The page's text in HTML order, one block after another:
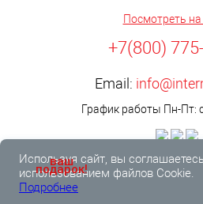
Посмотреть на
+7(800)
Email:
График работы Пн-Пт:
Используя сайт, вы
использованием файлов Cookie.
Подробнее
ваш
подарок!